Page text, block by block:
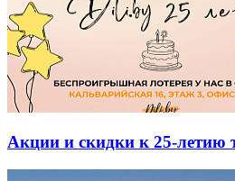
Акции и скидки к 25-летию